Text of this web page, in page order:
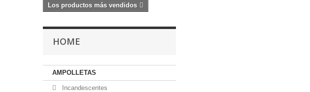
Los productos más vendidos
HOME
AMPOLLETAS
Incandescentes